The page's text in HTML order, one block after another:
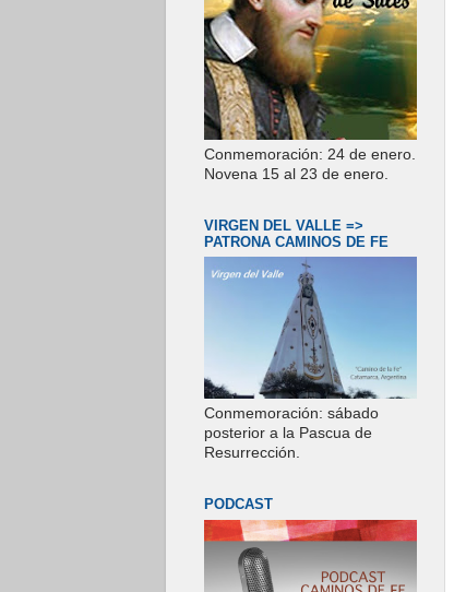
Conmemoración: 24 de enero.
Novena 15 al 23 de enero.
VIRGEN DEL VALLE =>
PATRONA CAMINOS DE FE
Conmemoración: sábado
posterior a la Pascua de
Resurrección.
PODCAST